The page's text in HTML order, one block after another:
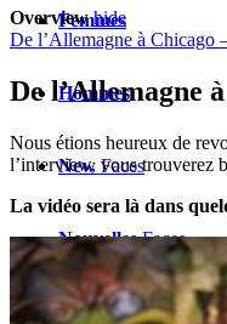
Femmes
Hommes
New Faces
NouvellesFaces
Curvé
Overview hide
De l’Allemagne à Chicago
De l’Allemagne
Nous étions heureux de
l’interview, vous trouverez
La vidéo sera là dans